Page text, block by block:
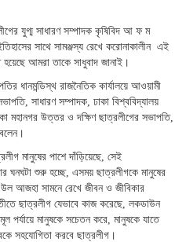
যুগ্ম সাধারণ সম্পাদক কৃষিবিদ আ ফ ম
সাথে সামঞ্জস্য রেখে করোনাকালীন এই
আমরা তাকে সাধুবাদ জানাই।
ধানমন্ডিস্থ রাজনৈতিক কার্যালয়ে আওয়ামী
সাধারণ সম্পাদক, ঢাকা বিশ্ববিদ্যালয়
মহানগর উত্তর ও দক্ষিণ ছাত্রলীগের সভাপতি,
মানুষের পাশে দাঁড়িয়েছে, সেই
ঘনঘটা শুরু হচ্ছে, এসময় ছাত্রলীগকে মানুষের
আজহা সামনে রেখে জীবন ও জীবিকার
ছাত্রলীগ যেভাবে কাজ করেছে, লকডাউন
পর্যায়ে মানুষকে সচেতন করে, মানুষকে যাতে
সহযোগিতা করবে ছাত্রলীগ।